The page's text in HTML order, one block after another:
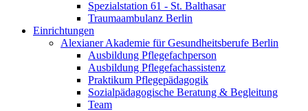
Spezialstation 61 - St. Balthasar
Traumaambulanz Berlin
Einrichtungen
Alexianer Akademie für Gesundheitsberufe Berlin
Ausbildung Pflegefachperson
Ausbildung Pflegefachassistenz
Praktikum Pflegepädagogik
Sozialpädagogische Beratung & Begleitung
Team